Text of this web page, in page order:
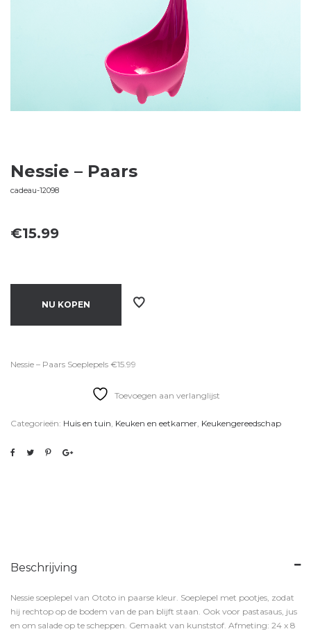
Nessie – Paars
cadeau-12098
€15.99
NU KOPEN
Nessie – Paars Soeplepels €15.99
Toevoegen aan verlanglijst
Categorieën: Huis en tuin, Keuken en eetkamer, Keukengereedschap
Beschrijving
Nessie soeplepel van Ototo in paarse kleur. Soeplepel met pootjes, zodat
hij rechtop op de bodem van de pan blijft staan. Ook voor pastasaus, jus
en om salade op te scheppen. Gemaakt van kunststof. Afmeting: 24 x 8